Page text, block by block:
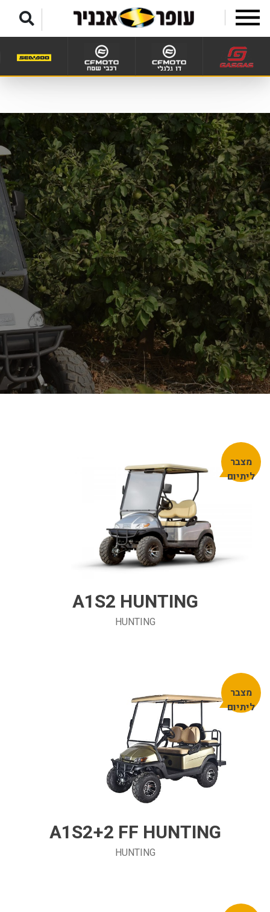
A1S2 HUNTING
HUNTING
מצבר
ליתיום
A1S2+2 FF HUNTING
HUNTING
מצבר
ליתיום